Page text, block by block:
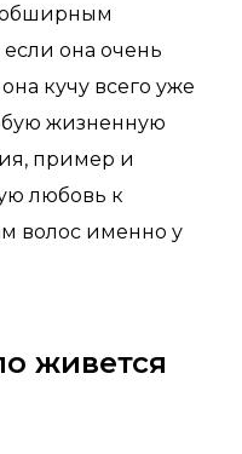
она очень
кучу всего уже
жизненную
пример и
любовь к
волос именно у
живется